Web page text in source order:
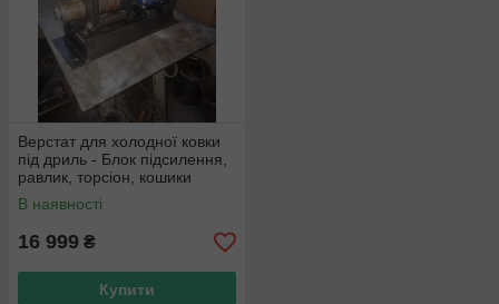
Верстат для холодної ковки
під дриль - Блок підсилення,
равлик, торсіон, кошики
В наявності
16 999 ₴
Купити